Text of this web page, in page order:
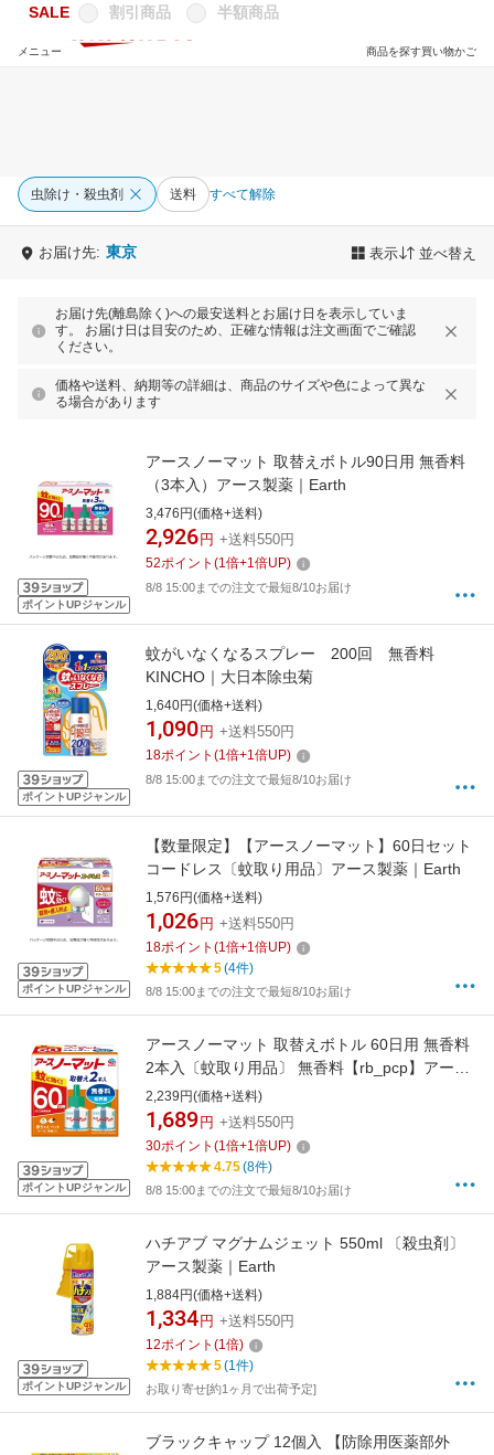
買い物かご
商品を探す
メニュー
SALE 割引商品 半額商品
虫除け・殺虫剤 送料 すべて解除
お届け先: 東京 表示 並べ替え
お届け先(離島除く)への最安送料とお届け日を表示していま
す。 お届け日は目安のため、正確な情報は注文画面でご確認
ください。
価格や送料、納期等の詳細は、商品のサイズや色によって異な
る場合があります
ポイントUPジャンル
アースノーマット 取替えボトル90日用 無香料
（3本入）アース製薬｜Earth
3,476円(価格+送料)
2,926 円 +送料550円
52ポイント (1倍+1倍UP)
8/8 15:00までの注文で最短8/10お届け
ポイントUPジャンル
蚊がいなくなるスプレー 200回 無香料
KINCHO｜大日本除虫菊
1,640円(価格+送料)
1,090 円 +送料550円
18ポイント (1倍+1倍UP)
8/8 15:00までの注文で最短8/10お届け
ポイントUPジャンル
【数量限定】【アースノーマット】60日セット
コードレス〔蚊取り用品〕アース製薬｜Earth
1,576円(価格+送料)
1,026 円 +送料550円
18ポイント (1倍+1倍UP)
5(4件)
8/8 15:00までの注文で最短8/10お届け
ポイントUPジャンル
アースノーマット 取替えボトル 60日用 無香料
2本入〔蚊取り用品〕 無香料【rb_pcp】アース
製薬｜Earth
2,239円(価格+送料)
1,689 円 +送料550円
30ポイント (1倍+1倍UP)
4.75(8件)
8/8 15:00までの注文で最短8/10お届け
ポイントUPジャンル
ハチアブ マグナムジェット 550ml 〔殺虫剤〕
アース製薬｜Earth
1,884円(価格+送料)
1,334 円 +送料550円
12ポイント (1倍)
5(1件)
お取り寄せ[約1ヶ月で出荷予定]
ブラックキャップ 12個入 【防除用医薬部外